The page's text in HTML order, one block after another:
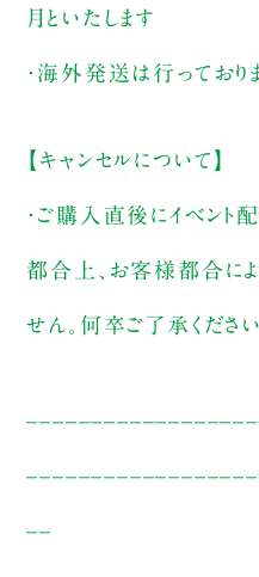
月といたします
・海外発送は行っており
【キャンセルについて】
・ご購入直後にイベン
都合上、お客様都合によ
せん。何卒ご了承ください